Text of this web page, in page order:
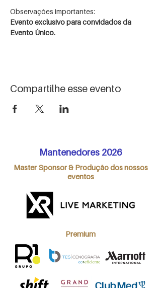
Observações importantes:
Evento exclusivo para convidados da
Evento Único.
Compartilhe esse evento
Mantenedores 2026
Master Sponsor & Produção dos nossos
eventos
Premium